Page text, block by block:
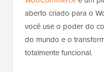
aberto criado para o
você use o poder do
do mundo e o
totalmente funcional.